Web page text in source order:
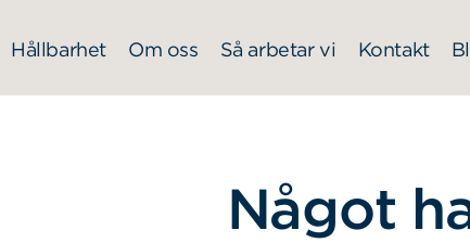
Hållbarhet Om oss Så arbetar vi Kontakt
Något